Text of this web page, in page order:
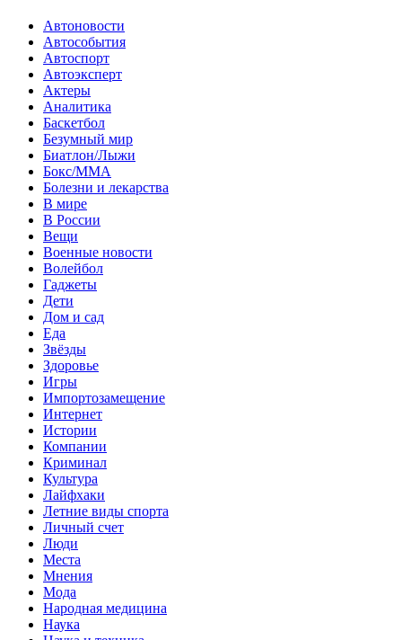
Автоновости
Автособытия
Автоспорт
Автоэксперт
Актеры
Аналитика
Баскетбол
Безумный мир
Биатлон/Лыжи
Бокс/MMA
Болезни и лекарства
В мире
В России
Вещи
Военные новости
Волейбол
Гаджеты
Дети
Дом и сад
Еда
Звёзды
Здоровье
Игры
Импортозамещение
Интернет
Истории
Компании
Криминал
Культура
Лайфхаки
Летние виды спорта
Личный счет
Люди
Места
Мнения
Мода
Народная медицина
Наука